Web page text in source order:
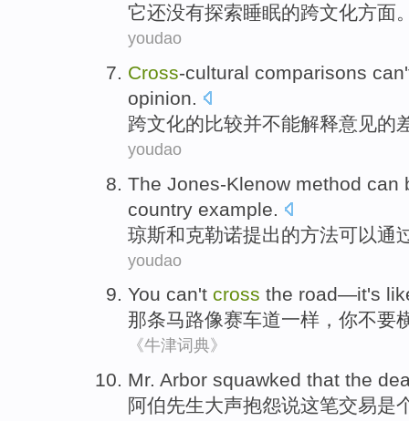
它还没有探索睡眠的跨文化方面
youdao
Cross-cultural comparisons
opinion.
跨文化的比较并不能解释意见的
youdao
The Jones-Klenow method can
country example
琼斯和克勒诺提出的方法可以通
youdao
You can't cross the road—it's
那条马路像赛车道一样， 你不要
《牛津词典》
Mr. Arbor squawked that the
阿伯先生大声抱怨说这笔交易是